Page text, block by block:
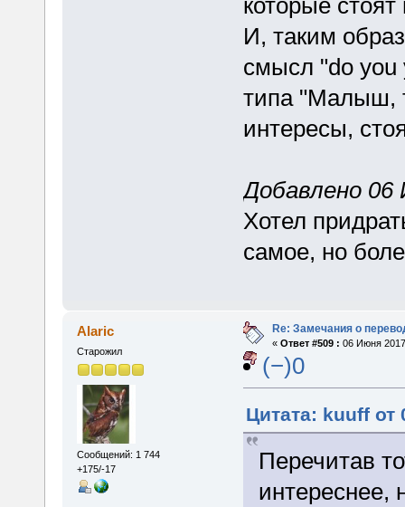
которые стоят
И, таким
смысл "do you
типа "Малыш,
интересы,
Добавлено 06
Хотел
самое, но
Alaric
Старожил
Сообщений: 1 744
+175/-17
Re: Замечания о
« Ответ #509 : 06 Июня
(−)0
Цитата: kuuff от
Перечитав
интереснее,